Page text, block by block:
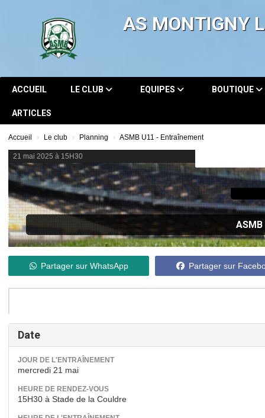
AS MONTIGNY
ACCUEIL LE CLUB EQUIPES BOUTIQUE
ARTICLES
Accueil Le club Planning ASMB U11 - Entraînement
21 mai 2025 à 15H30
ASMB
Partager sur WhatsApp Partager sur
Date
JOUR DE L'ENTRAÎNEMENT
mercredi 21 mai
HEURE DE RENDEZ-VOUS
15H30 à Stade de la Couldre